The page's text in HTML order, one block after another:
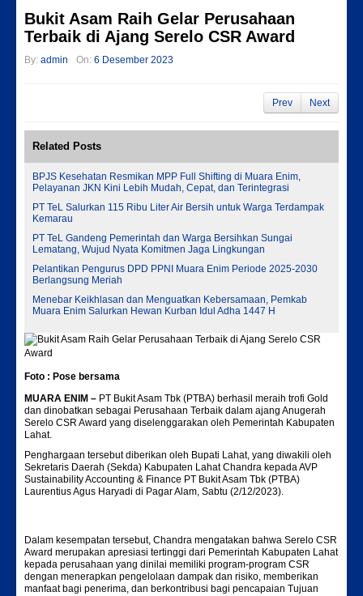
Bukit Asam Raih Gelar Perusahaan
Terbaik di Ajang Serelo CSR Award
By: admin On: 6 Desember 2023
Prev Next
Related Posts
BPJS Kesehatan Resmikan MPP Full Shifting di Muara Enim,
Pelayanan JKN Kini Lebih Mudah, Cepat, dan Terintegrasi
PT TeL Salurkan 115 Ribu Liter Air Bersih untuk Warga Terdampak
Kemarau
PT TeL Gandeng Pemerintah dan Warga Bersihkan Sungai
Lematang, Wujud Nyata Komitmen Jaga Lingkungan
Pelantikan Pengurus DPD PPNI Muara Enim Periode 2025-2030
Berlangsung Meriah
Menebar Keikhlasan dan Menguatkan Kebersamaan, Pemkab
Muara Enim Salurkan Hewan Kurban Idul Adha 1447 H
Foto : Pose bersama
MUARA ENIM – PT Bukit Asam Tbk (PTBA) berhasil meraih trofi Gold
dan dinobatkan sebagai Perusahaan Terbaik dalam ajang Anugerah
Serelo CSR Award yang diselenggarakan oleh Pemerintah Kabupaten
Lahat.
Penghargaan tersebut diberikan oleh Bupati Lahat, yang diwakili oleh
Sekretaris Daerah (Sekda) Kabupaten Lahat Chandra kepada AVP
Sustainability Accounting & Finance PT Bukit Asam Tbk (PTBA)
Laurentius Agus Haryadi di Pagar Alam, Sabtu (2/12/2023).
Dalam kesempatan tersebut, Chandra mengatakan bahwa Serelo CSR
Award merupakan apresiasi tertinggi dari Pemerintah Kabupaten Lahat
kepada perusahaan yang dinilai memiliki program-program CSR
dengan menerapkan pengelolaan dampak dan risiko, memberikan
manfaat bagi penerima, dan berkontribusi bagi pencapaian Tujuan